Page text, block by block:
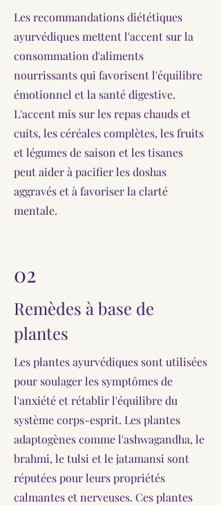
Les recommandations diététiques
ayurvédiques mettent l'accent sur la
consommation d'aliments
nourrissants qui favorisent l'équilibre
émotionnel et la santé digestive.
L'accent mis sur les repas chauds et
cuits, les céréales complètes, les fruits
et légumes de saison et les tisanes
peut aider à pacifier les doshas
aggravés et à favoriser la clarté
mentale.
02
Remèdes à base de
plantes
Les plantes ayurvédiques sont utilisées
pour soulager les symptômes de
l'anxiété et rétablir l'équilibre du
système corps-esprit. Les plantes
adaptogènes comme l'ashwagandha, le
brahmi, le tulsi et le jatamansi sont
réputées pour leurs propriétés
calmantes et nerveuses. Ces plantes